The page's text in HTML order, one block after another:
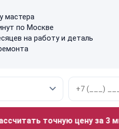
мастера
по Москве
на работу и деталь
точную цену за 3